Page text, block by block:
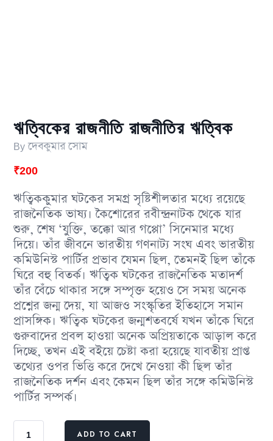
ঋত্বিকের রাজনীতি রাজনীতির ঋত্বিক
Byদেবকুমার সোম
₹200
ঋত্বিককুমার ঘটকের সমগ্র সৃষ্টিশীলতার মধ্যে রয়েছে
রাজনৈতিক ভাষ্য। কৈশোরের রবীন্দ্রনাটক থেকে যার
শুরু, শেষ ‘যুক্তি, তক্কো আর গপ্পো’ সিনেমার মধ্যে
দিয়ে। তাঁর জীবনে ভারতীয় গণনাট্য সংঘ এবং ভারতীয়
কমিউনিস্ট পার্টির প্রভাব যেমন ছিল, তেমনই ছিল তাঁকে
ঘিরে বহু বিতর্ক। ঋত্বিক ঘটকের রাজনৈতিক মতাদর্শ
তাঁর বেঁচে থাকার সঙ্গে সম্পৃক্ত হয়েও সে সময় অনেক
প্রশ্নের জন্ম দেয়, যা আজও সংস্কৃতির ইতিহাসে সমান
প্রাসঙ্গিক। ঋত্বিক ঘটকের জন্মশতবর্ষে যখন তাঁকে ঘিরে
গুরুবাদের প্রবল হাওয়া অনেক অপ্রিয়তাকে আড়াল করে
দিচ্ছে, তখন এই বইয়ে চেষ্টা করা হয়েছে যাবতীয় প্রাপ্ত
তথ্যের ওপর ভিত্তি করে দেখে নেওয়া কী ছিল তাঁর
রাজনৈতিক দর্শন এবং কেমন ছিল তাঁর সঙ্গে কমিউনিস্ট
পার্টির সম্পর্ক।
ADD TO CART